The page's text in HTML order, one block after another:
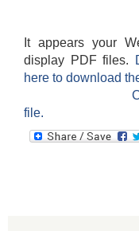
It appears your
display PDF files.
here to download
file.